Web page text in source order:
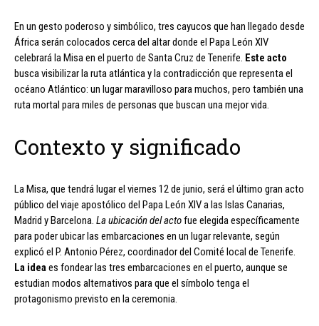
En un gesto poderoso y simbólico, tres cayucos que han llegado desde
África serán colocados cerca del altar donde el Papa León XIV
celebrará la Misa en el puerto de Santa Cruz de Tenerife. Este acto
busca visibilizar la ruta atlántica y la contradicción que representa el
océano Atlántico: un lugar maravilloso para muchos, pero también una
ruta mortal para miles de personas que buscan una mejor vida.
Contexto y significado
La Misa, que tendrá lugar el viernes 12 de junio, será el último gran acto
público del viaje apostólico del Papa León XIV a las Islas Canarias,
Madrid y Barcelona. La ubicación del actofue elegida específicamente
para poder ubicar las embarcaciones en un lugar relevante, según
explicó el P. Antonio Pérez, coordinador del Comité local de Tenerife.
La ideaes fondear las tres embarcaciones en el puerto, aunque se
estudian modos alternativos para que el símbolo tenga el
protagonismo previsto en la ceremonia.